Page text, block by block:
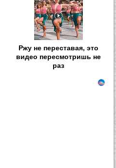
Ржу не переставая, это
видео пересмотришь не
раз